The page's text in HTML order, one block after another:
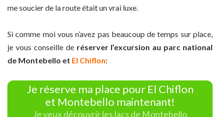
me soucier de la route était un vrai luxe.
Si comme moi vous n’avez pas beaucoup de temps sur place,
je vous conseille de réserver l’excursion au parc national
de Montebello et El Chiflon:
Je réserve ma place pour El Chiflon
et Montebello maintenant!
Je veux découvrir les lacs de Montebello